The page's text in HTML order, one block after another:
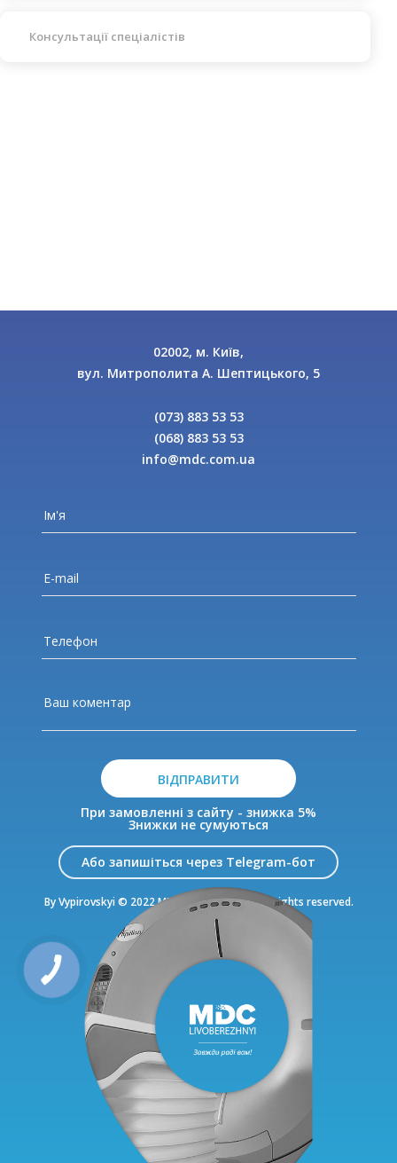
Консультації спеціалістів
02002, м. Київ,
вул. Митрополита А. Шептицького, 5
(073) 883 53 53
(068) 883 53 53
info@mdc.com.ua
ВІДПРАВИТИ
При замовленні з сайту - знижка 5%
Знижки не сумуються
Або запишіться через Telegram-бот
By Vypirovskyi © 2022 MDC Livoberezhnyi. All rights reserved.